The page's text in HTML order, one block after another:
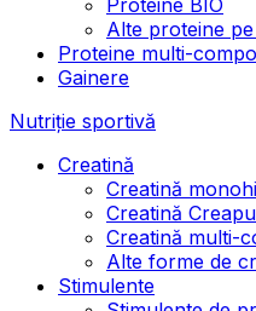
Alte proteine
Proteine multi-
Gainere
Nutriție sportivă
Creatină
Creatină
Creatină
Creatină multi-
Alte forme de
Stimulente